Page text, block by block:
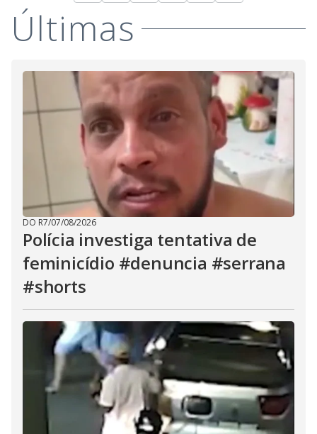
Últimas
DO R7/07/08/2026
Polícia investiga tentativa de
feminicídio #denuncia #serrana
#shorts